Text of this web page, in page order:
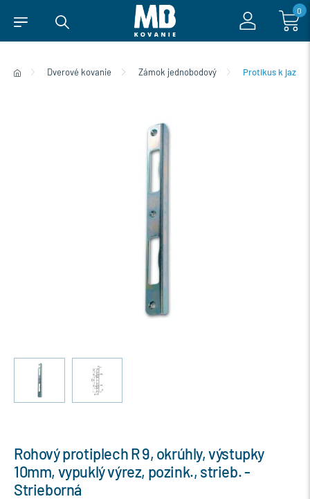
0
Dverové kovanie Zámok jednobodový Protikus k
Rohový protiplech R 9, okrúhly, výstupky
10mm, vypuklý výrez, pozink., strieb. -
Strieborná